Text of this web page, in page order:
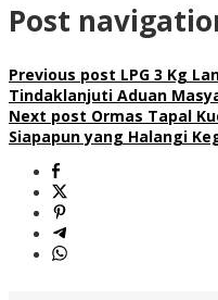
Post
Previous post LPG 3 Kg
Tindaklanjuti Aduan
Next post Ormas Tapal
Siapapun yang Halangi